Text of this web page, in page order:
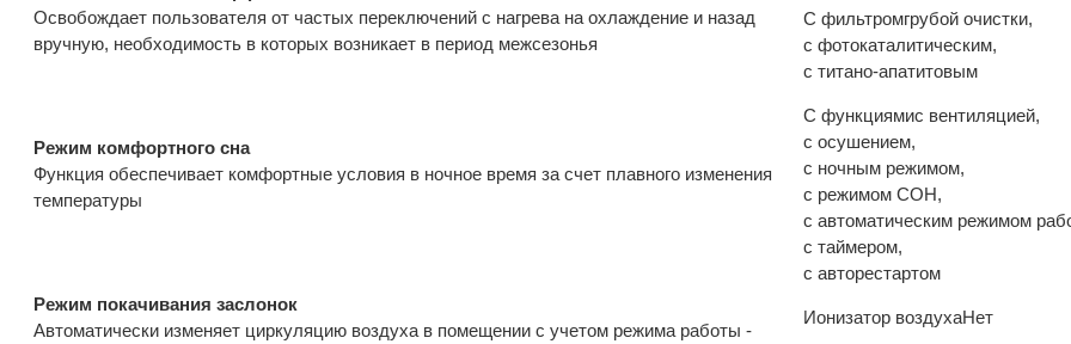
Освобождает пользователя от частых переключений с нагрева на охлаждение и назад
вручную, необходимость в которых возникает в период межсезонья
Режим комфортного сна
Функция обеспечивает комфортные условия в ночное время за счет плавного изменения
температуры
Режим покачивания заслонок
Автоматически изменяет циркуляцию воздуха в помещении с учетом режима работы -
С фильтромгрубой очистки,
с фотокаталитическим,
с титано-апатитовым
С функциямис вентиляцией,
с осушением,
с ночным режимом,
с режимом СОН,
с автоматическим режимом
с таймером,
с авторестартом
Ионизатор воздухаНет